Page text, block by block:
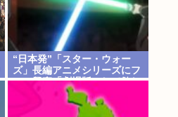
“日本発”「スター・ウォー
ズ」長編アニメシリーズにフ
ァン興奮「劇場版にして欲し
い」「艦隊戦も派手で面白